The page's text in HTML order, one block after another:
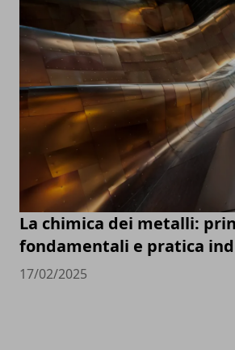
La chimica dei metalli:
fondamentali e pratica
17/02/2025